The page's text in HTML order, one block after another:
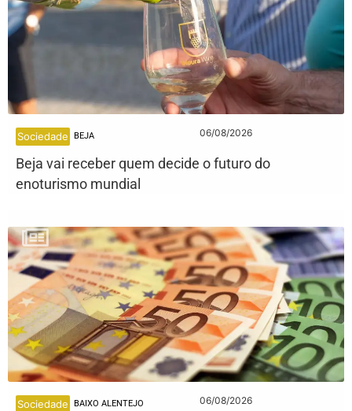
Sociedade BEJA 06/08/2026
Beja vai receber quem decide o futuro do
enoturismo mundial
Sociedade BAIXO ALENTEJO 06/08/2026